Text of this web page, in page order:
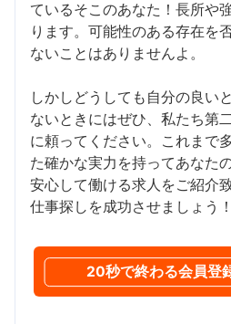
ているそこのあなた！長所や
ります。可能性のある存在を
ないことはありませんよ。
しかしどうしても自分の良い
ないときにはぜひ、私たち第
に頼ってください。これまで
た確かな実力を持ってあなた
安心して働ける求人をご紹介
仕事探しを成功させましょう！
20秒で終わる会員登